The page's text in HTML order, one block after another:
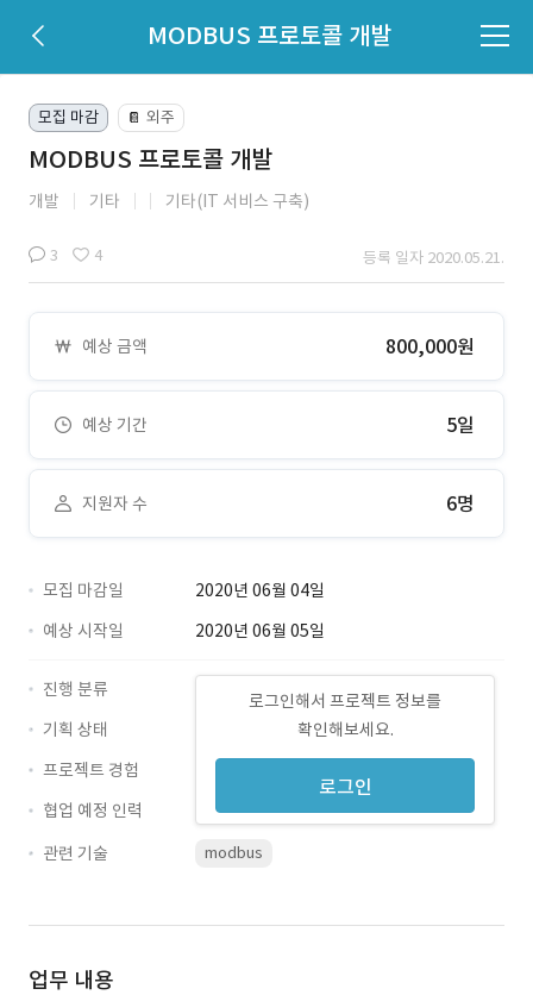
MODBUS 프로토콜 개발
모집 마감 📔 외주
MODBUS 프로토콜 개발
개발 기타 기타(IT 서비스 구축)
3 4 등록 일자 2020.05.21.
예상 금액 800,000원
예상 기간 5일
지원자 수 6명
모집 마감일
2020년 06월 04일
예상 시작일
2020년 06월 05일
로그인해서 프로젝트 정보를
확인해보세요.
로그인
진행 분류
기획 상태
프로젝트 경험
협업 예정 인력
관련 기술
modbus
업무 내용